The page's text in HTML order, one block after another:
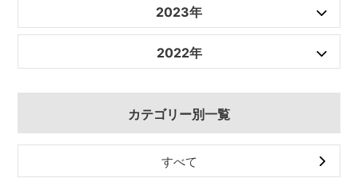
2023年
2022年
カテゴリー別一覧
すべて